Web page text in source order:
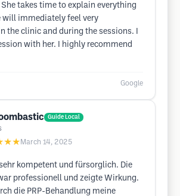
takes time to explain everything
will immediately feel very
the clinic and during the sessions. I
with her. I highly recommend
Google
Guide Local
March 14, 2025
kompetent und fürsorglich. Die
professionell und zeigte Wirkung.
die PRP-Behandlung meine